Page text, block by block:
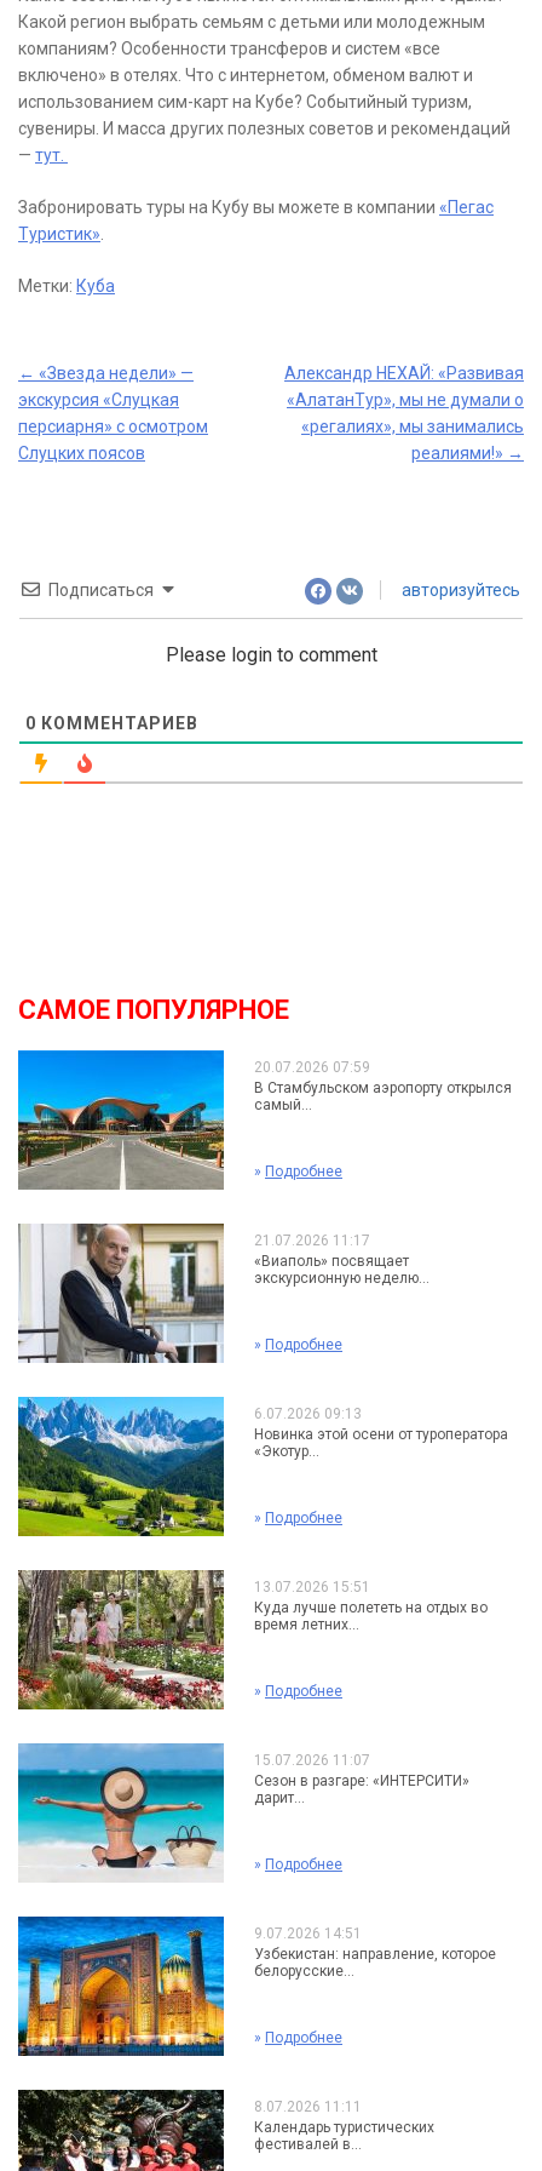
Какой регион выбрать семьям с детьми или молодежным
компаниям? Особенности трансферов и систем «все
включено» в отелях. Что с интернетом, обменом валют и
использованием сим-карт на Кубе? Событийный туризм,
сувениры. И масса других полезных советов и рекомендаций
— тут.
Забронировать туры на Кубу вы можете в компании «Пегас
Туристик»
Метки: Куба
Post
navigation
← «Звезда недели» —
экскурсия «Слуцкая
персиарня» с осмотром
Слуцких поясов
Александр НЕХАЙ: «Развивая
«АлатанТур», мы не думали о
«регалиях», мы занимались
реалиями!» →
Подписаться авторизуйтесь
Please login to comment
0 КОММЕНТАРИЕВ
САМОЕ ПОПУЛЯРНОЕ
20.07.2026 07:59
В Стамбульском аэропорту открылся
самый...
» Подробнее
21.07.2026 11:17
«Виаполь» посвящает
экскурсионную неделю...
» Подробнее
6.07.2026 09:13
Новинка этой осени от туроператора
«Экотур...
» Подробнее
13.07.2026 15:51
Куда лучше полететь на отдых во
время летних...
» Подробнее
15.07.2026 11:07
Сезон в разгаре: «ИНТЕРСИТИ»
дарит...
» Подробнее
9.07.2026 14:51
Узбекистан: направление, которое
белорусские...
» Подробнее
8.07.2026 11:11
Календарь туристических
фестивалей в...